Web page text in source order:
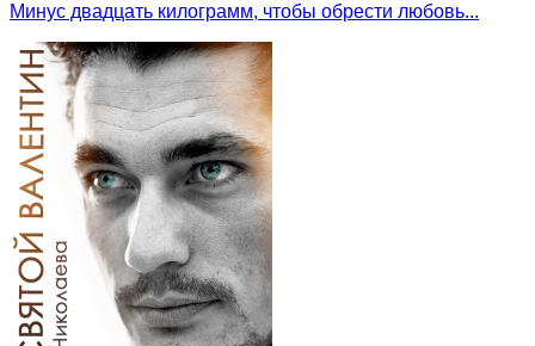
Минус двадцать килограмм, чтобы обрести любовь...